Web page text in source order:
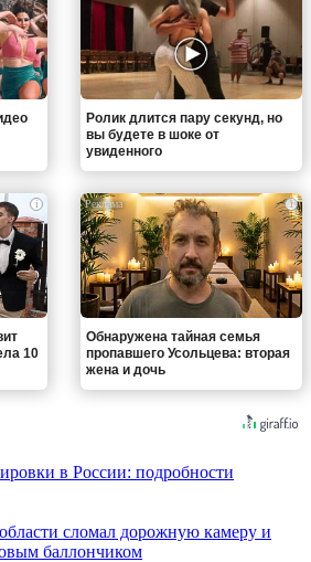
Ролик длится пару секунд, но
вы будете в шоке от
увиденного
i
10
i
Обнаружена тайная семья
пропавшего Усольцева: вторая
жена и дочь
в России: подробности
сломал дорожную камеру и
баллончиком